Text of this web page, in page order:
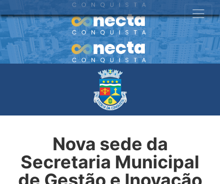
Nova sede da
Secretaria Municipal